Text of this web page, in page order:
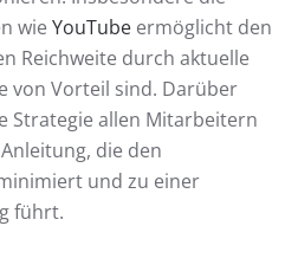
wie YouTube ermöglicht den
Reichweite durch aktuelle
von Vorteil sind. Darüber
Strategie allen Mitarbeitern
die den
und zu einer
führt.